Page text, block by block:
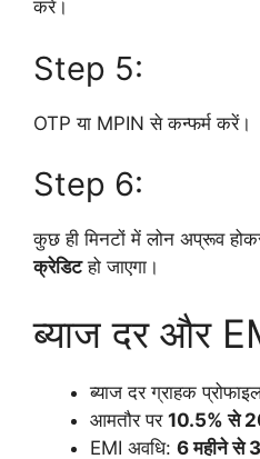
करें।
Step 5:
OTP या MPIN से कन्फर्म करें।
Step 6:
कुछ ही मिनटों में लोन अप्रूव
क्रेडिटहो जाएगा।
ब्याज दर और
ब्याज दर ग्राहक
आमतौर पर 10.5% से
EMI अवधि: 6 महीने से